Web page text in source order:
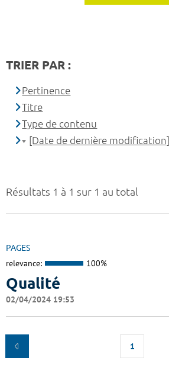
Résultats 1 à 1 sur 1 au total
PAGES
relevance: 100%
Qualité
02/04/2024 19:53
1
TRIER PAR :
Pertinence
Titre
Type de contenu
[Date de dernière modification]